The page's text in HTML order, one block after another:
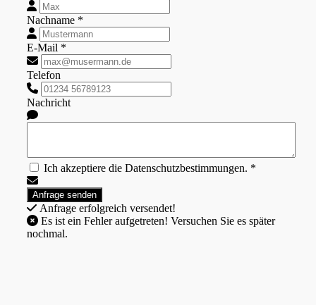
Nachname *
E-Mail *
Telefon
Nachricht
Ich akzeptiere die Datenschutzbestimmungen. *
Anfrage erfolgreich versendet!
nochmal.